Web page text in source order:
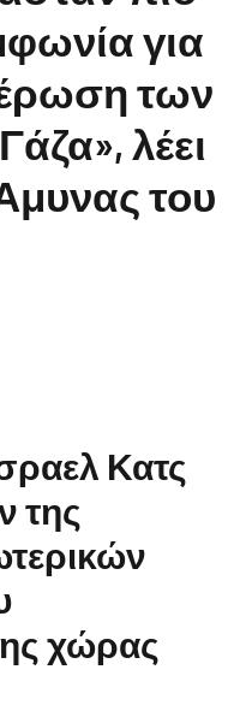
για
των
λέει
του
Κατς
της
χώρας